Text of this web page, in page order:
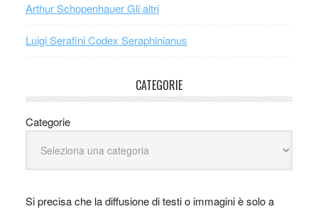
Arthur Schopenhauer Gli altri
Luigi Serafini Codex Seraphinianus
CATEGORIE
Categorie
Si precisa che la diffusione di testi o immagini è solo a